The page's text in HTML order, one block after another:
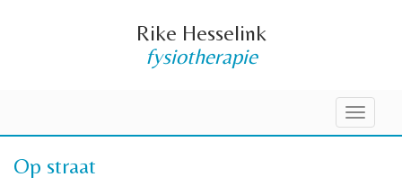
Rike Hesselink
fysiotherapie
Toggle
Op straat